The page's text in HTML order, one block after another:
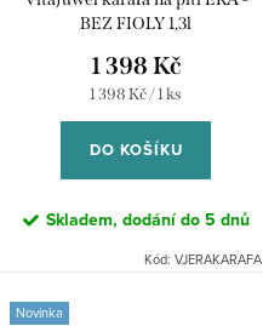
BEZ FIOLY 1,3l
1 398 Kč
Měrná
1 398 Kč / 1 ks
DO KOŠÍKU
Skladem, dodání do 5 dnů
Kód: VJERAKARAFA
Novinka